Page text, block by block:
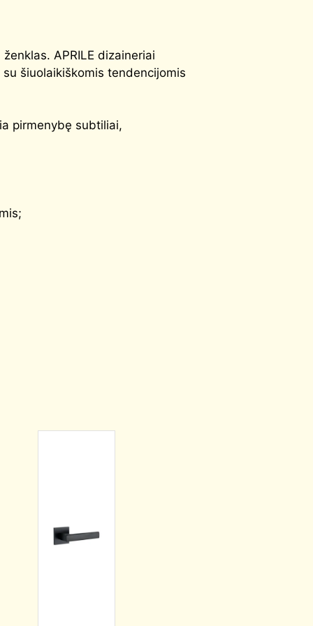
APRILE dizaineriai
šiuolaikiškomis tendencijomis
pirmenybę subtiliai,